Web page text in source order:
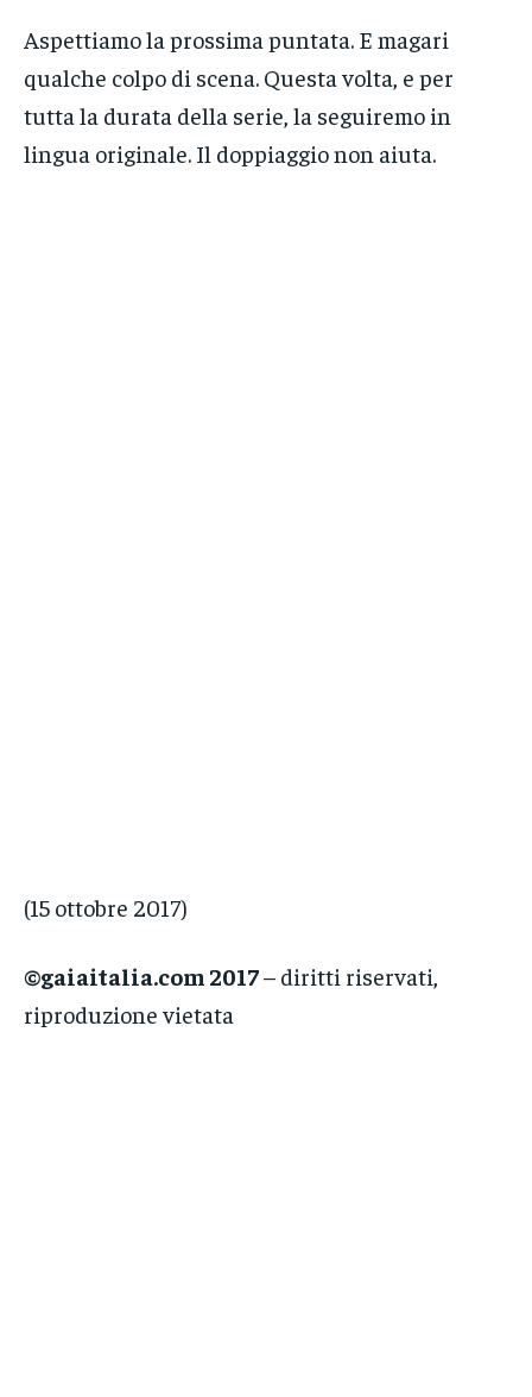
Aspettiamo la prossima puntata. E magari
qualche colpo di scena. Questa volta, e per
tutta la durata della serie, la seguiremo in
lingua originale. Il doppiaggio non aiuta.
(15 ottobre 2017)
©gaiaitalia.com 2017– diritti riservati,
riproduzione vietata